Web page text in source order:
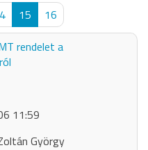
15
16
rendelet a
11:59
György